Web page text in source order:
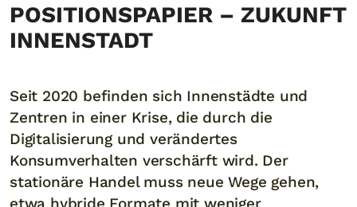
POSITIONSPAPIER – ZUKUNFT
INNENSTADT
Seit 2020 befinden sich Innenstädte und
Zentren in einer Krise, die durch die
Digitalisierung und verändertes
Konsumverhalten verschärft wird. Der
stationäre Handel muss neue Wege gehen,